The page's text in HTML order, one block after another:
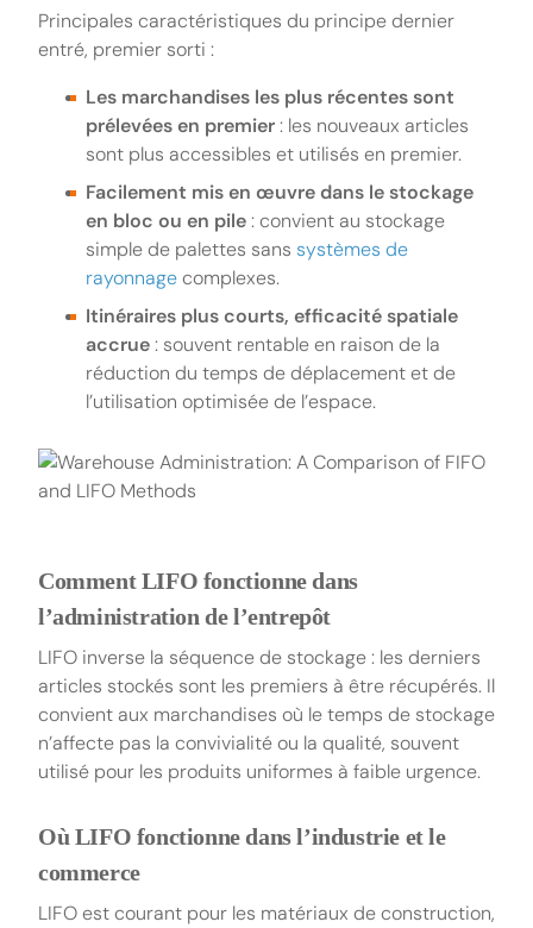
Principales caractéristiques du principe dernier
entré, premier sorti :
Les marchandises les plus récentes sont
prélevées en premier: les nouveaux articles
sont plus accessibles et utilisés en premier.
Facilement mis en œuvre dans le stockage
en bloc ou en pile: convient au stockage
simple de palettes sans systèmes de
rayonnagecomplexes.
Itinéraires plus courts, efficacité spatiale
accrue: souvent rentable en raison de la
réduction du temps de déplacement et de
l’utilisation optimisée de l’espace.
Comment LIFO fonctionne dans
l’administration de l’entrepôt
LIFO inverse la séquence de stockage : les derniers
articles stockés sont les premiers à être récupérés. Il
convient aux marchandises où le temps de stockage
n’affecte pas la convivialité ou la qualité, souvent
utilisé pour les produits uniformes à faible urgence.
Où LIFO fonctionne dans l’industrie et le
commerce
LIFO est courant pour les matériaux de construction,